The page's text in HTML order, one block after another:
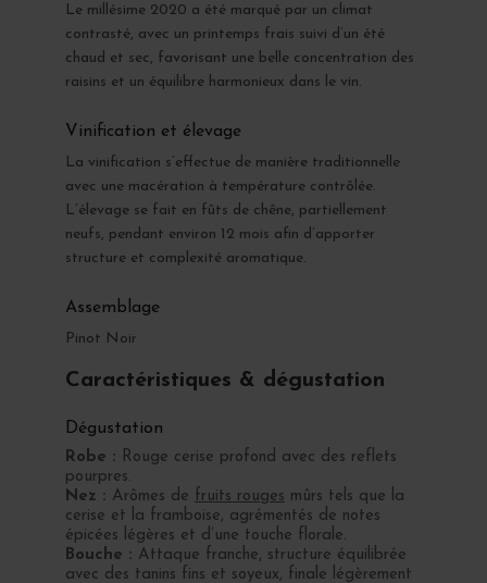
Le millésime 2020 a été marqué par un climat
contrasté, avec un printemps frais suivi d’un été
chaud et sec, favorisant une belle concentration des
raisins et un équilibre harmonieux dans le vin.
Vinification et élevage
La vinification s’effectue de manière traditionnelle
avec une macération à température contrôlée.
L’élevage se fait en fûts de chêne, partiellement
neufs, pendant environ 12 mois afin d’apporter
structure et complexité aromatique.
Assemblage
Pinot Noir
Caractéristiques & dégustation
Dégustation
Robe : Rouge cerise profond avec des reflets
pourpres.
Nez : Arômes de fruits rouges mûrs tels que la
cerise et la framboise, agrémentés de notes
épicées légères et d’une touche florale.
Bouche : Attaque franche, structure équilibrée
avec des tanins fins et soyeux, finale légèrement